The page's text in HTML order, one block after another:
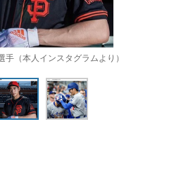
手（本人インスタグラムより）